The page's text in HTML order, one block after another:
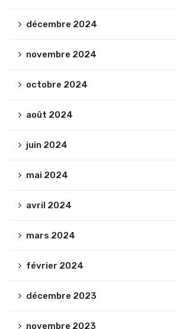
décembre 2024
novembre 2024
octobre 2024
août 2024
juin 2024
mai 2024
avril 2024
mars 2024
février 2024
décembre 2023
novembre 2023